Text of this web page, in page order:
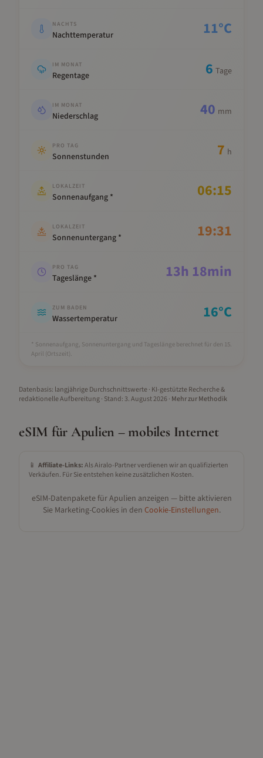
NACHTS
Nachttemperatur 11°C
IM MONAT
Regentage 6 Tage
IM MONAT
Niederschlag 40 mm
PRO TAG
Sonnenstunden 7 h
LOKALZEIT
Sonnenaufgang * 06:15
LOKALZEIT
Sonnenuntergang * 19:31
PRO TAG
Tageslänge * 13h 18min
ZUM BADEN
Wassertemperatur 16°C
* Sonnenaufgang, Sonnenuntergang und Tageslänge berechnet für den 15.
April (Ortszeit).
Datenbasis: langjährige Durchschnittswerte · KI-gestützte Recherche &
redaktionelle Aufbereitung· Stand: 3. August 2026· Mehr zur Methodik
eSIM für Apulien – mobiles Internet
📱 Affiliate-Links:Als Airalo-Partner verdienen wir an qualifizierten
Verkäufen. Für Sie entstehen keine zusätzlichen Kosten.
eSIM-Datenpakete fürApulien anzeigen — bitte aktivieren
Sie Marketing-Cookies in den Cookie-Einstellungen.